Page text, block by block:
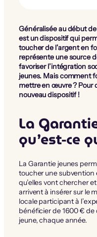
Généralisée au début
est un dispositif qui
toucher de l’argent en
représente une source
favoriser l’intégration
jeunes. Mais comment
mettre en œuvre ? Pour
nouveau dispositif !
La
qu’est-ce
La Garantie jeunes
toucher une subvention
qu’elles vont chercher
arrivent à insérer sur le
locale participant à
bénéficier de 1600 €
jeune, chaque année.